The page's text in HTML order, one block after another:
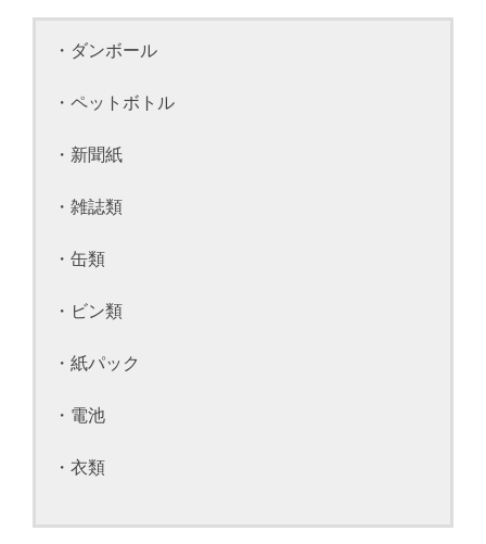
・ダンボール
・ペットボトル
・新聞紙
・雑誌類
・缶類
・ビン類
・紙パック
・電池
・衣類